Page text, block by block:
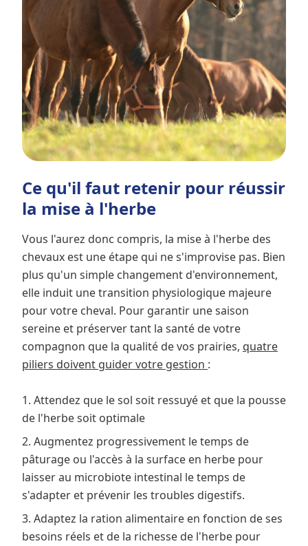
Ce qu'il faut retenir pour réussir
la mise à l'herbe
Vous l'aurez donc compris, la mise à l'herbe des
chevaux est une étape qui ne s'improvise pas. Bien
plus qu'un simple changement d'environnement,
elle induit une transition physiologique majeure
pour votre cheval. Pour garantir une saison
sereine et préserver tant la santé de votre
compagnon que la qualité de vos prairies, quatre
piliers doivent guider votre gestion :
1. Attendez que le sol soit ressuyé et que la pousse
de l'herbe soit optimale
2. Augmentez progressivement le temps de
pâturage ou l'accès à la surface en herbe pour
laisser au microbiote intestinal le temps de
s'adapter et prévenir les troubles digestifs.
3. Adaptez la ration alimentaire en fonction de ses
besoins réels et de la richesse de l'herbe pour